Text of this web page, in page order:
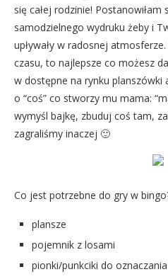
się całej rodzinie!
samodzielnego wydruku żeby i
upływały w radosnej
czasu, to najlepsze co możesz
w dostępne na rynku planszówki
o “coś” co stworzy mu mama:
wymyśl bajkę, zbuduj coś tam,
zagraliśmy inaczej 🙂
Co jest potrzebne do gry w
plansze
pojemnik z losami
pionki/punkciki do